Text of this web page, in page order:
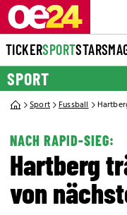
TICKERSPORTSTARS
SPORT
Sport Fussball
NACH RAPID-SIEG:
Hartberg
von